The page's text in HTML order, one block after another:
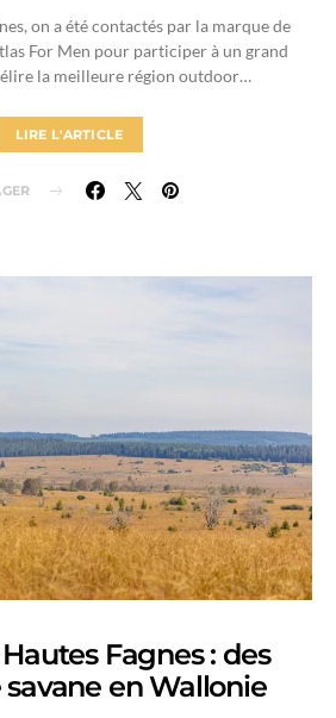
on a été contactés par la marque de
For Men pour participer à un grand
la meilleure région outdoor…
LIRE L'ARTICLE
Fagnes : des
en Wallonie